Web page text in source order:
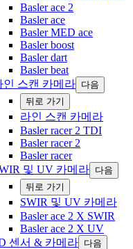
Basler ace 2
Basler ace
Basler MED ace
Basler boost
Basler dart
Basler beat
인 스캔 카메라 다음
‍뒤로 ‍가기
라인 스캔 카메라
Basler racer 2 TDI
Basler racer 2
Basler racer
및 UV 카메라 다음
‍뒤로 ‍가기
‌SWIR 및 UV 카메라
Basler ace 2 X SWIR
Basler ace 2 X UV
센서 & 카메라 다음